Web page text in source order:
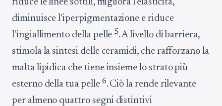
riduce le linee sottili, migliora l'elasticità,
diminuisce l'iperpigmentazione e riduce
l'ingiallimento della pelle5. A livello di barriera,
stimola la sintesi delle ceramidi, che rafforzano la
malta lipidica che tiene insieme lo strato più
esterno della tua pelle 6. Ciò la rende rilevante
per almeno quattro segni distintivi